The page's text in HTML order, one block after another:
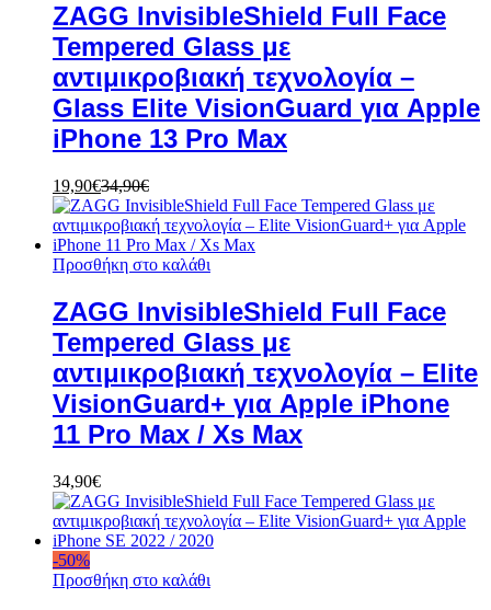
ZAGG InvisibleShield Full Face
Tempered Glass με
αντιμικροβιακή τεχνολογία –
Glass Elite VisionGuard για Apple
iPhone 13 Pro Max
19,90€34,90€
Προσθήκη στο καλάθι
ZAGG InvisibleShield Full Face
Tempered Glass με
αντιμικροβιακή τεχνολογία – Elite
VisionGuard+ για Apple iPhone
11 Pro Max / Xs Max
34,90€
-50%
Προσθήκη στο καλάθι